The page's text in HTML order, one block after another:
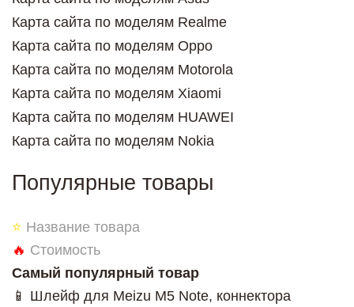
Карта сайта по моделям Realme
Карта сайта по моделям Oppo
Карта сайта по моделям Motorola
Карта сайта по моделям Xiaomi
Карта сайта по моделям HUAWEI
Карта сайта по моделям Nokia
Популярные товары
⭐ Название товара
🔥 Стоимость
Самый популярный товар
📱 Шлейф для Meizu M5 Note, коннектора